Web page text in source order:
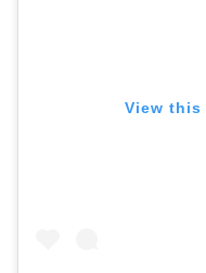
View this